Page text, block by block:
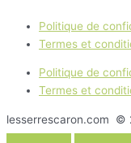
Politique de
Termes et
Politique de
Termes et
lesserrescaron.com ©